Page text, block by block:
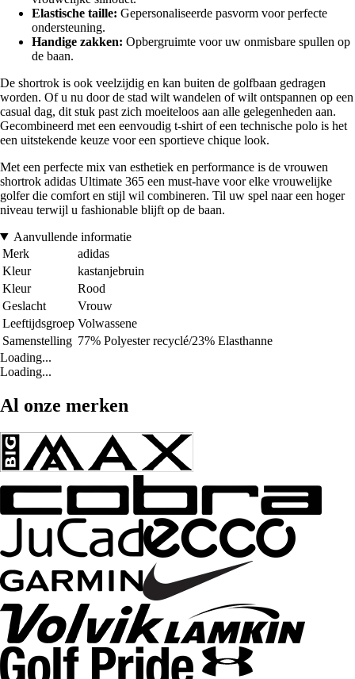
Elastische taille: Gepersonaliseerde pasvorm voor perfecte
ondersteuning.
Handige zakken: Opbergruimte voor uw onmisbare spullen op
de baan.
De shortrok is ook veelzijdig en kan buiten de golfbaan gedragen
worden. Of u nu door de stad wilt wandelen of wilt ontspannen op een
casual dag, dit stuk past zich moeiteloos aan alle gelegenheden aan.
Gecombineerd met een eenvoudig t-shirt of een technische polo is het
een uitstekende keuze voor een sportieve chique look.
Met een perfecte mix van esthetiek en performance is de vrouwen
shortrok adidas Ultimate 365 een must-have voor elke vrouwelijke
golfer die comfort en stijl wil combineren. Til uw spel naar een hoger
niveau terwijl u fashionable blijft op de baan.
Aanvullende informatie
Merk
adidas
Kleur
kastanjebruin
Kleur
Rood
Geslacht
Vrouw
Leeftijdsgroep Volwassene
Samenstelling 77% Polyester recyclé/23% Elasthanne
Loading...
Loading...
Al onze merken